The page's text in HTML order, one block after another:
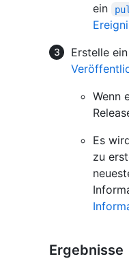
ein
Erstelle
Wenn
Es
zu
Ergebnisse